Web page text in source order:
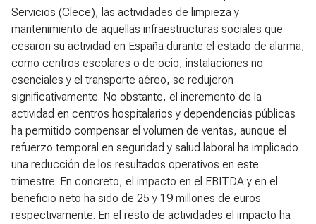
Servicios (Clece), las actividades de limpieza y
mantenimiento de aquellas infraestructuras sociales que
cesaron su actividad en España durante el estado de alarma,
como centros escolares o de ocio, instalaciones no
esenciales y el transporte aéreo, se redujeron
significativamente. No obstante, el incremento de la
actividad en centros hospitalarios y dependencias públicas
ha permitido compensar el volumen de ventas, aunque el
refuerzo temporal en seguridad y salud laboral ha implicado
una reducción de los resultados operativos en este
trimestre. En concreto, el impacto en el EBITDA y en el
beneficio neto ha sido de 25 y 19 millones de euros
respectivamente. En el resto de actividades el impacto ha